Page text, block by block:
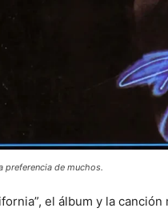
preferencia de muchos.
el álbum y la